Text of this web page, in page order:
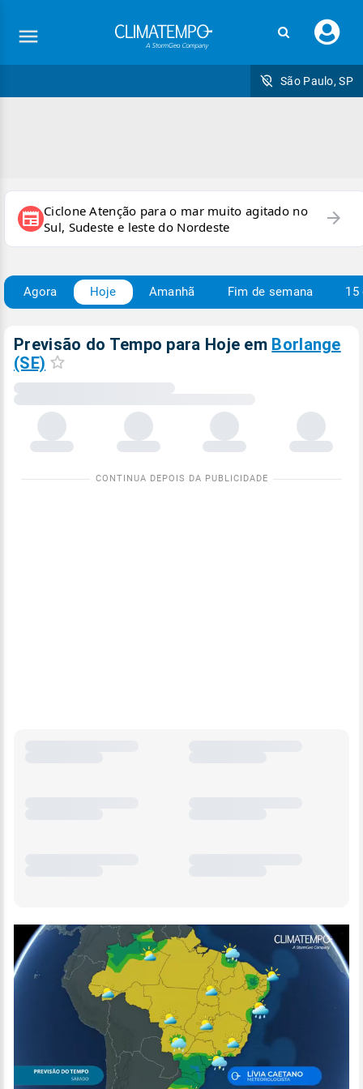
seu
São Paulo, SP
newspaper Ciclone Atenção para o mar muito agitado no
Sul, Sudeste e leste do Nordeste
arrow_forward
Agora Hoje Amanhã Fim de semana 15
Previsão do Tempo para Hoje em Borlange
(SE)
Carregando
dados
meteorológicos